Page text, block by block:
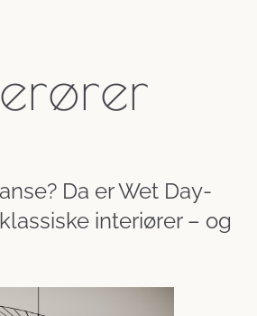
Da er Wet Day-
interiører – og